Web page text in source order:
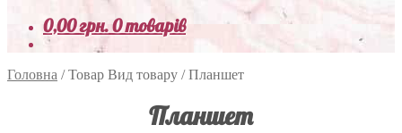
0,00грн.0 товарів
Головна /Товар Вид товару /Планшет
Планшет